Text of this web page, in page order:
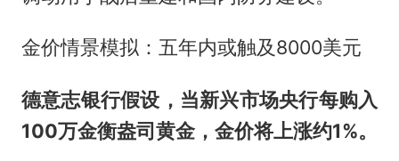
金价情景模拟：五年内或触及8000美元
德意志银行假设，当新兴市场央行每购入
100万金衡盎司黄金，金价将上涨约1%。